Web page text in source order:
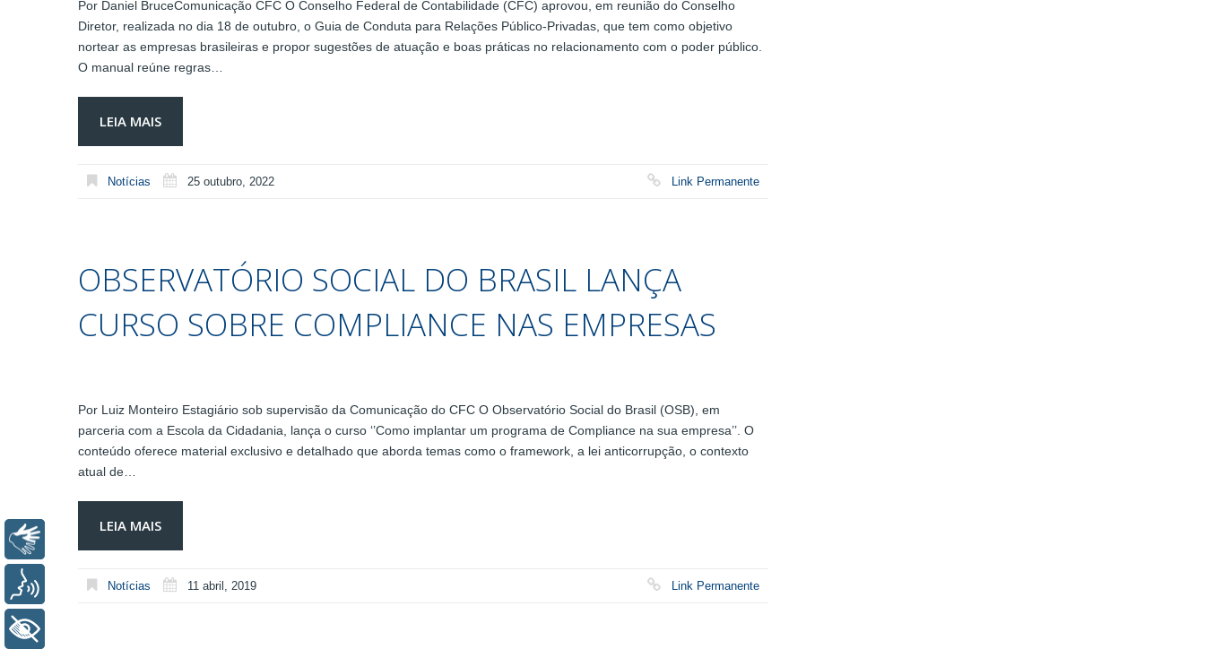
Por Daniel BruceComunicação CFC O Conselho Federal de Contabilidade (CFC) aprovou, em reunião do Conselho
Diretor, realizada no dia 18 de outubro, o Guia de Conduta para Relações Público-Privadas, que tem como objetivo
nortear as empresas brasileiras e propor sugestões de atuação e boas práticas no relacionamento com o poder público.
O manual reúne regras…
LEIA MAIS
Notícias 25 outubro, 2022 Link Permanente
OBSERVATÓRIO SOCIAL DO BRASIL LANÇA
CURSO SOBRE COMPLIANCE NAS EMPRESAS
Por Luiz Monteiro Estagiário sob supervisão da Comunicação do CFC O Observatório Social do Brasil (OSB), em
parceria com a Escola da Cidadania, lança o curso ‘’Como implantar um programa de Compliance na sua empresa’’. O
conteúdo oferece material exclusivo e detalhado que aborda temas como o framework, a lei anticorrupção, o contexto
atual de…
LEIA MAIS
Notícias 11 abril, 2019 Link Permanente